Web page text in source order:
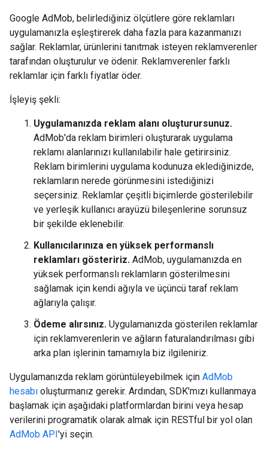
Google AdMob, belirlediğiniz ölçütlere göre reklamları
uygulamanızla eşleştirerek daha fazla para kazanmanızı
sağlar. Reklamlar, ürünlerini tanıtmak isteyen reklamverenler
tarafından oluşturulur ve ödenir. Reklamverenler farklı
reklamlar için farklı fiyatlar öder.
İşleyiş şekli:
Uygulamanızda reklam alanı oluşturursunuz.
AdMob'da reklam birimleri oluşturarak uygulama
reklamı alanlarınızı kullanılabilir hale getirirsiniz.
Reklam birimlerini uygulama kodunuza eklediğinizde,
reklamların nerede görünmesini istediğinizi
seçersiniz. Reklamlar çeşitli biçimlerde gösterilebilir
ve yerleşik kullanıcı arayüzü bileşenlerine sorunsuz
bir şekilde eklenebilir.
Kullanıcılarınıza en yüksek performanslı
reklamları gösteririz. AdMob, uygulamanızda en
yüksek performanslı reklamların gösterilmesini
sağlamak için kendi ağıyla ve üçüncü taraf reklam
ağlarıyla çalışır.
Ödeme alırsınız. Uygulamanızda gösterilen reklamlar
için reklamverenlerin ve ağların faturalandırılması gibi
arka plan işlerinin tamamıyla biz ilgileniriz.
Uygulamanızda reklam görüntüleyebilmek için AdMob
hesabı oluşturmanız gerekir. Ardından, SDK'mızı kullanmaya
başlamak için aşağıdaki platformlardan birini veya hesap
verilerini programatik olarak almak için RESTful bir yol olan
AdMob API'yi seçin.